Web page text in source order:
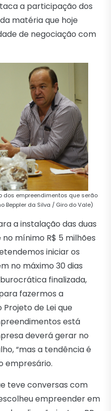
a participação dos
matéria que hoje
de negociação com
dos empreendimentos que serão
Beppler da Silva / Giro do Vale)
a instalação das duas
mínimo R$ 5 milhões
iniciar os
no máximo 30 dias
finalizada,
fazermos a
de Lei que
está
deverá gerar no
“mas a tendência é
empresário.
teve conversas com
empreender em